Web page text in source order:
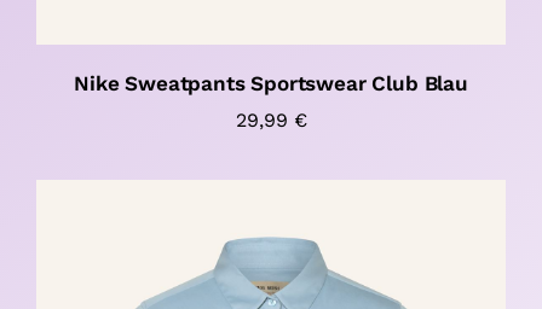
Nike Sweatpants Sportswear Club Blau
29,99 €